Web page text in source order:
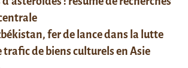
fer de lance dans la lutte
trafic de biens culturels en Asie